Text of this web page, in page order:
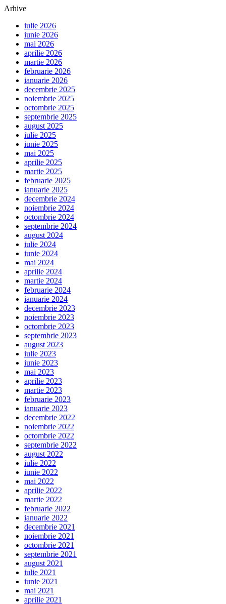
Arhive
iulie 2026
iunie 2026
mai 2026
aprilie 2026
martie 2026
februarie 2026
ianuarie 2026
decembrie 2025
noiembrie 2025
octombrie 2025
septembrie 2025
august 2025
iulie 2025
iunie 2025
mai 2025
aprilie 2025
martie 2025
februarie 2025
ianuarie 2025
decembrie 2024
noiembrie 2024
octombrie 2024
septembrie 2024
august 2024
iulie 2024
iunie 2024
mai 2024
aprilie 2024
martie 2024
februarie 2024
ianuarie 2024
decembrie 2023
noiembrie 2023
octombrie 2023
septembrie 2023
august 2023
iulie 2023
iunie 2023
mai 2023
aprilie 2023
martie 2023
februarie 2023
ianuarie 2023
decembrie 2022
noiembrie 2022
octombrie 2022
septembrie 2022
august 2022
iulie 2022
iunie 2022
mai 2022
aprilie 2022
martie 2022
februarie 2022
ianuarie 2022
decembrie 2021
noiembrie 2021
octombrie 2021
septembrie 2021
august 2021
iulie 2021
iunie 2021
mai 2021
aprilie 2021